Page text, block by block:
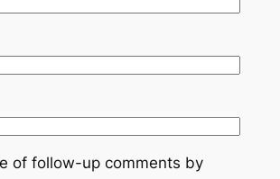
of follow-up comments by